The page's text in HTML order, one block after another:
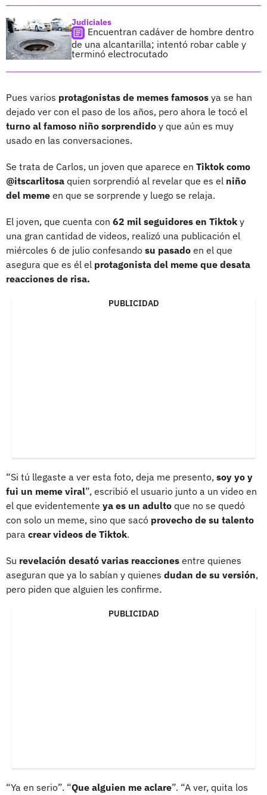
Judiciales
Encuentran cadáver de hombre dentro
de una alcantarilla; intentó robar cable y
terminó electrocutado
Pues varios protagonistas de memes famosos ya se han
dejado ver con el paso de los años, pero ahora le tocó el
turno al famoso niño sorprendido y que aún es muy
usado en las conversaciones.
Se trata de Carlos, un joven que aparece en Tiktok como
@itscarlitosa quien sorprendió al revelar que es el niño
del meme en que se sorprende y luego se relaja.
El joven, que cuenta con 62 mil seguidores en Tiktok y
una gran cantidad de videos, realizó una publicación el
miércoles 6 de julio confesando su pasado en el que
asegura que es él el protagonista del meme que desata
reacciones de risa.
PUBLICIDAD
“Si tú llegaste a ver esta foto, deja me presento, soy yo y
fui un meme viral”, escribió el usuario junto a un video en
el que evidentemente ya es un adulto que no se quedó
con solo un meme, sino que sacó provecho de su talento
para crear videos de Tiktok.
Su revelación desató varias reacciones entre quienes
aseguran que ya lo sabían y quienes dudan de su versión,
pero piden que alguien les confirme.
PUBLICIDAD
“Ya en serio”. “Que alguien me aclare”. “A ver, quita los